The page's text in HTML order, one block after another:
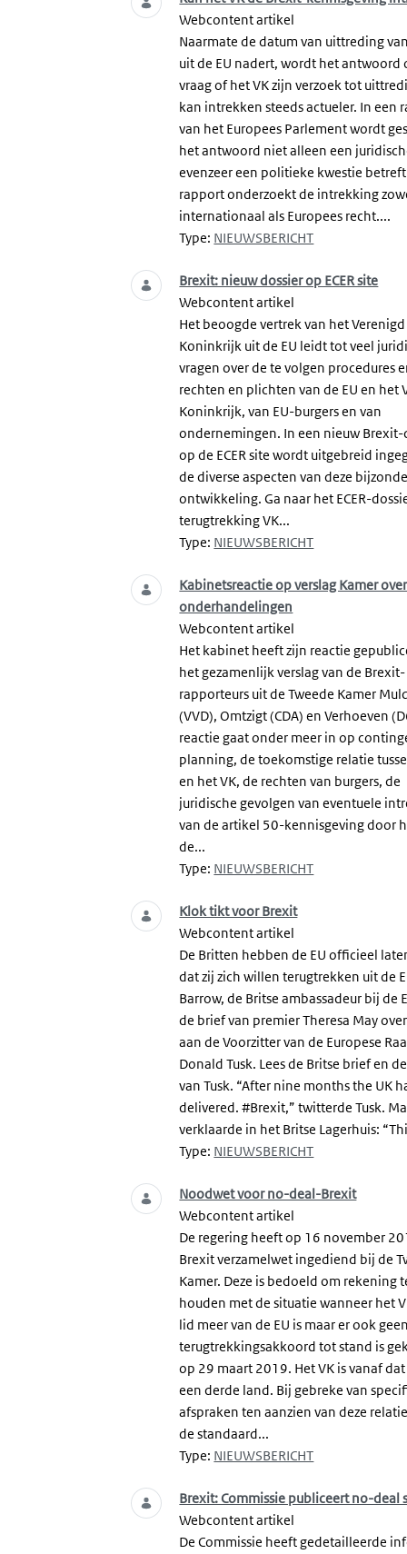
Webcontent artikel
Naarmate de datum van uittreding
uit de EU nadert, wordt het antwoord
vraag of het VK zijn verzoek tot
kan intrekken steeds actueler. In een
van het Europees Parlement wordt
het antwoord niet alleen een
evenzeer een politieke kwestie
rapport onderzoekt de intrekking
internationaal als Europees recht....
Type: NIEUWSBERICHT
Brexit: nieuw dossier op ECER site
Webcontent artikel
Het beoogde vertrek van het Verenigd
Koninkrijk uit de EU leidt tot veel
vragen over de te volgen procedures
rechten en plichten van de EU en het
Koninkrijk, van EU-burgers en van
ondernemingen. In een nieuw Brexit-
op de ECER site wordt uitgebreid
de diverse aspecten van deze
ontwikkeling. Ga naar het ECER-
terugtrekking VK...
Type: NIEUWSBERICHT
Kabinetsreactie op verslag Kamer
onderhandelingen
Webcontent artikel
Het kabinet heeft zijn reactie
het gezamenlijk verslag van de Brexit-
rapporteurs uit de Tweede Kamer
(VVD), Omtzigt (CDA) en Verhoeven
reactie gaat onder meer in op
planning, de toekomstige relatie
en het VK, de rechten van burgers, de
juridische gevolgen van eventuele
van de artikel 50-kennisgeving door
de...
Type: NIEUWSBERICHT
Klok tikt voor Brexit
Webcontent artikel
De Britten hebben de EU officieel
dat zij zich willen terugtrekken uit de
Barrow, de Britse ambassadeur bij de
de brief van premier Theresa May
aan de Voorzitter van de Europese
Donald Tusk. Lees de Britse brief en
van Tusk. “After nine months the UK
delivered. #Brexit,” twitterde Tusk.
verklaarde in het Britse Lagerhuis:
Type: NIEUWSBERICHT
Noodwet voor no-deal-Brexit
Webcontent artikel
De regering heeft op 16 november
Brexit verzamelwet ingediend bij de
Kamer. Deze is bedoeld om rekening
houden met de situatie wanneer het
lid meer van de EU is maar er ook
terugtrekkingsakkoord tot stand is
op 29 maart 2019. Het VK is vanaf
een derde land. Bij gebreke van
afspraken ten aanzien van deze
de standaard...
Type: NIEUWSBERICHT
Brexit: Commissie publiceert no-deal
Webcontent artikel
De Commissie heeft gedetailleerde